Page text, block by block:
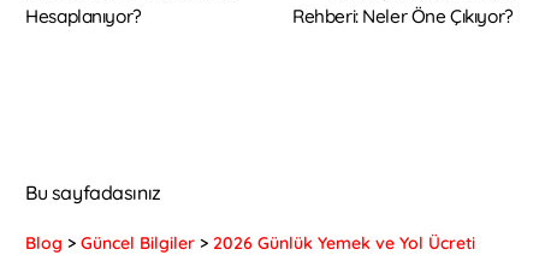
Hesaplanıyor?
Rehberi: Neler Öne Çıkıyor?
Bu sayfadasınız
Blog >Güncel Bilgiler > 2026 Günlük Yemek ve Yol Ücreti